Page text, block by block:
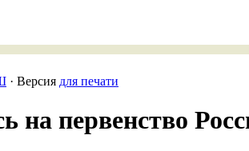
· Версия для печати
первенство